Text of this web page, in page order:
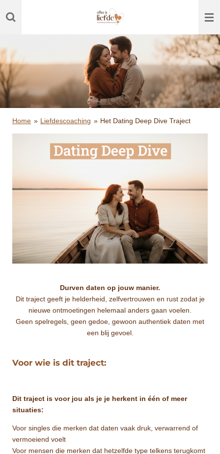
direct
hoofdinhoud
Home » Liefdescoaching » Het Dating Deep Dive Traject
Durven daten op jouw manier.
Dit traject geeft je helderheid, zelfvertrouwen en rust zodat je
nieuwe ontmoetingen helemaal anders gaan voelen.
Geen spelregels, geen gedoe, gewoon authentiek daten met
een blij gevoel.
Voor wie is dit traject:
Dit traject is voor jou als je je herkent in één of meer
situaties:
Voor singles die merken dat daten vaak druk, verwarrend of
vermoeiend voelt
Voor mensen die merken dat hetzelfde type telkens terugkomt